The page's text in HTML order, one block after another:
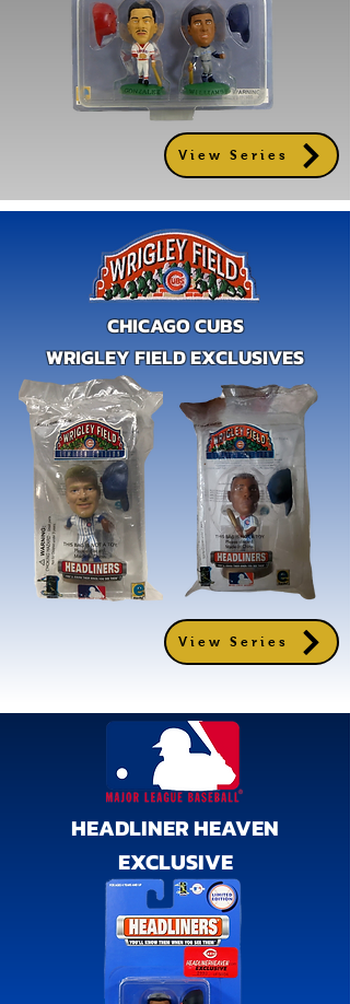
View Series
CHICAGO CUBS
WRIGLEY FIELD EXCLUSIVES
View Series
HEADLINER HEAVEN
EXCLUSIVE